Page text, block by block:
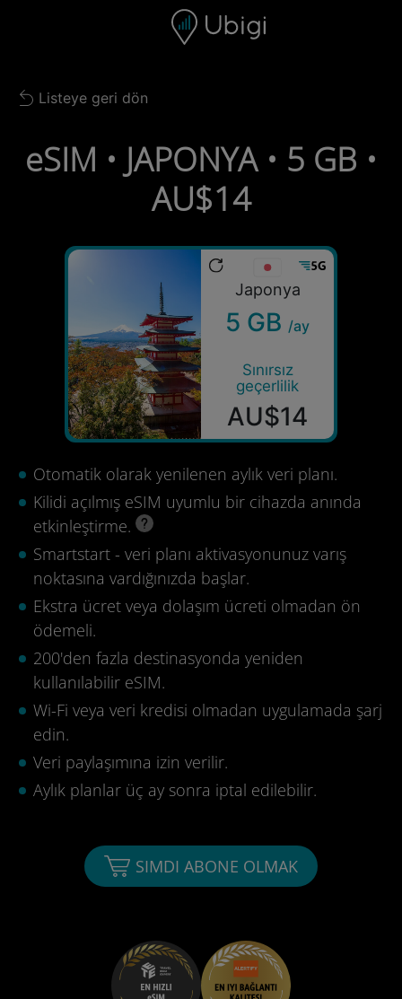
Gezinme çubuğu Alt bilgi
Back to list
Listeye geri dön
eSIM • JAPONYA • 5 GB •
AU$14
Japonya
5 GB /ay
Sınırsız
geçerlilik
AU$14
Otomatik olarak yenilenen aylık veri planı.
Kilidi açılmış eSIM uyumlu bir cihazda anında
etkinleştirme.
Smartstart - veri planı aktivasyonunuz varış
noktasına vardığınızda başlar.
Ekstra ücret veya dolaşım ücreti olmadan ön
ödemeli.
200'den fazla destinasyonda yeniden
kullanılabilir eSIM.
Wi-Fi veya veri kredisi olmadan uygulamada şarj
edin.
Veri paylaşımına izin verilir.
Aylık planlar üç ay sonra iptal edilebilir.
SIMDI ABONE OLMAK